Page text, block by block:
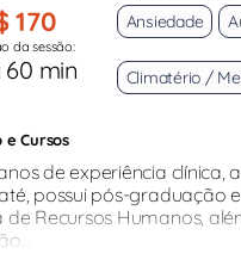
170
da sessão:
60 min
Ansiedade
Climatério /
e Cursos
de experiência
possui pós-graduação
de Recursos Humanos,